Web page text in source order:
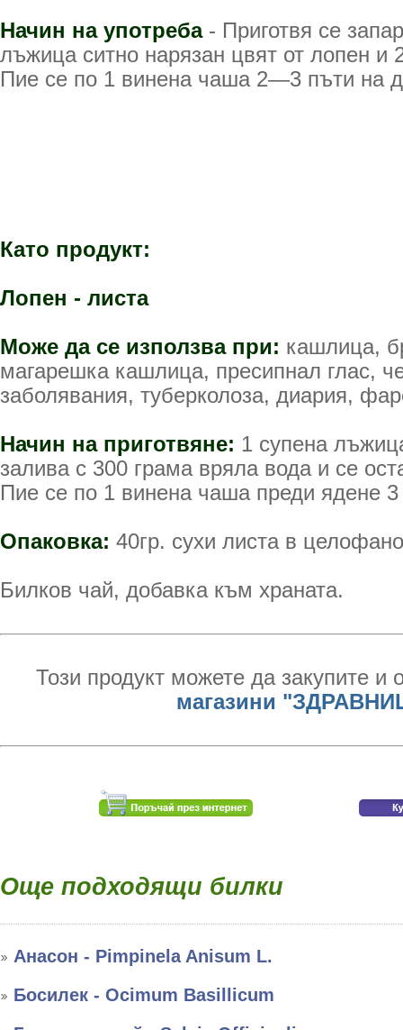
Начин на употреба - Приготвя се
лъжица ситно нарязан цвят от лопен
Пие се по 1 винена чаша 2—3 пъти на
Като продукт:
Лопен - листа
Може да се използва при: кашлица,
магарешка кашлица, пресипнал глас,
заболявания, туберколоза, диария,
Начин на приготвяне: 1 супена
залива с 300 грама вряла вода и се
Пие се по 1 винена чаша преди ядене
Опаковка: 40гр. сухи листа в
Билков чай, добавка към храната.
Този продукт можете да закупите и
магазини
Още подходящи билки
Анасон - Pimpinela Anisum L.
Босилек - Ocimum Basillicum